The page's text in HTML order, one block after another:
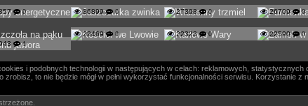
0 36899 0 27398 0 26709
0
1
22469 0 22323 0 22590 0
i podobnych technologii w następujących w celach: reklamowych,
to nie będzie mógł w pełni wykorzystać funkcjonalności serwisu.